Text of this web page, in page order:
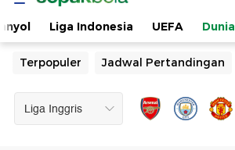
Liga Indonesia UEFA Dunia
Terpopuler Jadwal Pertandingan